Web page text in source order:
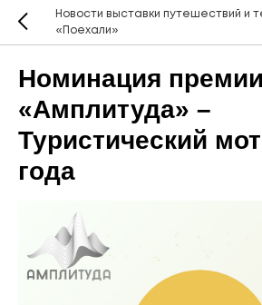
Новости выставки путешествий и
«Поехали»
Номинация премии
«Амплитуда» –
Туристический
года